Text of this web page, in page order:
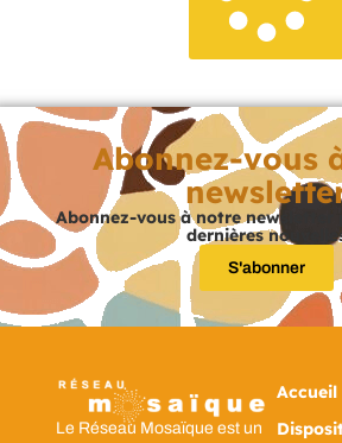
Abonnez-vous
Abonnez-vous à notre newsletter
dernières
S'abonner
Le Réseau Mosaïque est un
Accueil